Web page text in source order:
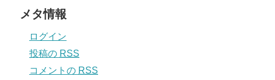
メタ情報
ログイン
投稿の RSS
コメントの RSS